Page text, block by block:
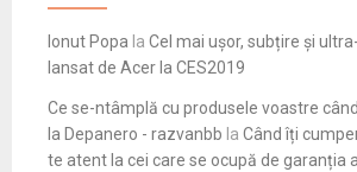
Ionut Popa la Cel mai ușor, subțire și
lansat de Acer la CES2019
Ce se-ntâmplă cu produsele voastre
la Depanero - razvanbb la Când îți
te atent la cei care se ocupă de garanția